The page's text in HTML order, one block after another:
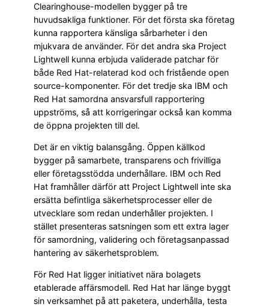
Clearinghouse-modellen bygger på tre
huvudsakliga funktioner. För det första ska företag
kunna rapportera känsliga sårbarheter i den
mjukvara de använder. För det andra ska Project
Lightwell kunna erbjuda validerade patchar för
både Red Hat-relaterad kod och fristående open
source-komponenter. För det tredje ska IBM och
Red Hat samordna ansvarsfull rapportering
uppströms, så att korrigeringar också kan komma
de öppna projekten till del.
Det är en viktig balansgång. Öppen källkod
bygger på samarbete, transparens och frivilliga
eller företagsstödda underhållare. IBM och Red
Hat framhåller därför att Project Lightwell inte ska
ersätta befintliga säkerhetsprocesser eller de
utvecklare som redan underhåller projekten. I
stället presenteras satsningen som ett extra lager
för samordning, validering och företagsanpassad
hantering av säkerhetsproblem.
För Red Hat ligger initiativet nära bolagets
etablerade affärsmodell. Red Hat har länge byggt
sin verksamhet på att paketera, underhålla, testa